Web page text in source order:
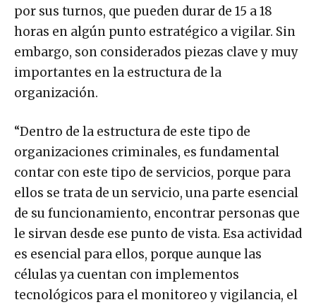
por sus turnos, que pueden durar de 15 a 18
horas en algún punto estratégico a vigilar. Sin
embargo, son considerados piezas clave y muy
importantes en la estructura de la
organización.
“Dentro de la estructura de este tipo de
organizaciones criminales, es fundamental
contar con este tipo de servicios, porque para
ellos se trata de un servicio, una parte esencial
de su funcionamiento, encontrar personas que
le sirvan desde ese punto de vista. Esa actividad
es esencial para ellos, porque aunque las
células ya cuentan con implementos
tecnológicos para el monitoreo y vigilancia, el